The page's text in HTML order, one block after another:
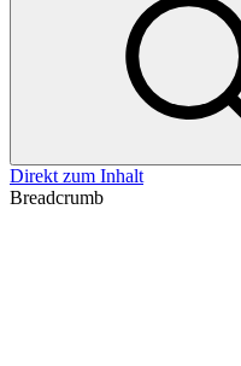
Direkt zum Inhalt
Breadcrumb